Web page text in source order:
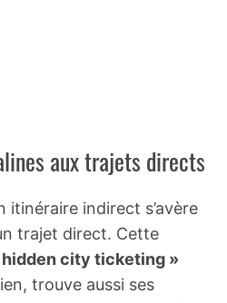
aux trajets directs
itinéraire indirect s’avère
trajet direct. Cette
hidden city ticketing »
trouve aussi ses